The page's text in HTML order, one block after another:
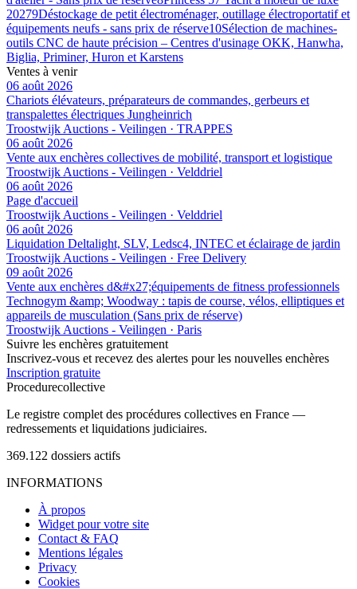
20279Déstockage de petit électroménager, outillage électroportatif et
équipements neufs - sans prix de réserve10Sélection de machines-
outils CNC de haute précision – Centres d'usinage OKK, Hanwha,
Biglia, Priminer, Huron et Karstens
Ventes à venir
06 août 2026
Chariots élévateurs, préparateurs de commandes, gerbeurs et
transpalettes électriques Jungheinrich
Troostwijk Auctions - Veilingen · TRAPPES
06 août 2026
Vente aux enchères collectives de mobilité, transport et logistique
Troostwijk Auctions - Veilingen · Velddriel
06 août 2026
Page d'accueil
Troostwijk Auctions - Veilingen · Velddriel
06 août 2026
Liquidation Deltalight, SLV, Ledsc4, INTEC et éclairage de jardin
Troostwijk Auctions - Veilingen · Free Delivery
09 août 2026
Vente aux enchères d&#x27;équipements de fitness professionnels
Technogym &amp; Woodway : tapis de course, vélos, elliptiques et
appareils de musculation (Sans prix de réserve)
Troostwijk Auctions - Veilingen · Paris
Suivre les enchères gratuitement
Inscrivez-vous et recevez des alertes pour les nouvelles enchères
Inscription gratuite
Procedurecollective
Le registre complet des procédures collectives en France —
redressements et liquidations judiciaires.
369.122 dossiers actifs
INFORMATIONS
À propos
Widget pour votre site
Contact & FAQ
Mentions légales
Privacy
Cookies